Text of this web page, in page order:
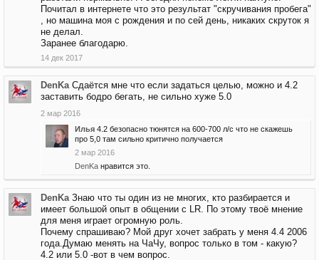
Почитал в интернете что это результат "скручивания пробега"
, но машина моя с рождения и по сей день, никаких скруток я
не делал.
Заранее благодарю.
14 дек 2017
DenKa Сдаётся мне что если задаться целью, можно и 4.2
заставить бодро бегать, не сильно хуже 5.0
2 мар 2016
Илья 4.2 безопасно тюнятся на 600-700 л/с что не скажешь
про 5,0 там сильно критично получается
2 мар 2016
DenKa нравится это.
DenKa Знаю что ты один из не многих, кто разбирается и
имеет большой опыт в общении с LR. По этому твоё мнение
для меня играет огромную роль.
Почему спрашиваю? Мой друг хочет забрать у меня 4.4 2006
года.Думаю менять на ЧаЧу, вопрос только в том - какую?
4.2 или 5.0 -вот в чем вопрос.